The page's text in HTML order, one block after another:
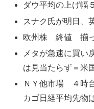
ダウ平均の上げ幅
スナク氏が明日、
欧州株 終値 揃
メタが急速に買
は見当たらず＝米
ＮＹ他市場 ４時
カゴ日経平均先物